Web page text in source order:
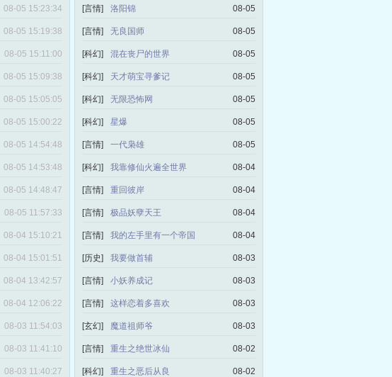
08-05 15:23:34
08-05 15:19:38
08-05 15:11:00
08-05 15:09:38
08-05 15:05:05
08-05 15:00:22
08-05 14:54:48
08-05 14:53:48
08-05 14:48:47
08-05 11:57:33
08-04 15:10:21
08-04 15:01:51
08-04 13:42:57
08-04 12:06:22
08-03 11:54:03
08-03 11:41:10
08-03 11:40:27
[言情] 洛阳锦 08-05
[言情] 无良国师 08-05
[科幻] 混在丧尸的世界 08-05
[科幻] 天才萌宝寻爹记 08-05
[科幻] 无限恐怖网 08-05
[科幻] 星爆 08-05
[言情] 一代枭雄 08-05
[科幻] 我靠修仙火遍全世界 08-04
[言情] 重回彼岸 08-04
[言情] 极品妖孽天王 08-04
[言情] 我的左手里有一个帝国 08-04
[历史] 我要做首辅 08-03
[言情] 小妖养成记 08-03
[言情] 这样恋着多喜欢 08-03
[玄幻] 魔道祖师爷 08-03
[言情] 重生之绝世冰仙 08-02
[科幻] 重生之恶后从良 08-02